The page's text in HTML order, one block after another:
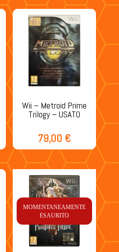
Wii – Metroid Prime
Trilogy – USATO
79,00 €
MOMENTANEAMENTE
ESAURITO